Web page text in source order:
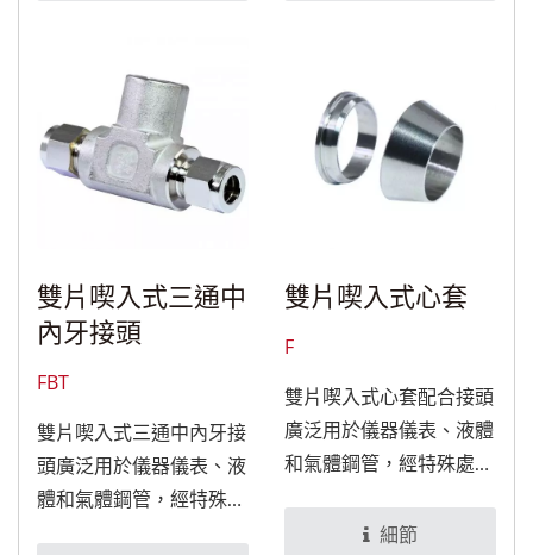
雙片喫入式三通中
內牙接頭
FBT
雙片喫入式三通中內牙接
頭廣泛用於儀器儀表、液
體和氣體鋼管，經特殊處
雙片喫入式心套
F
雙片喫入式心套配合接頭
廣泛用於儀器儀表、液體
和氣體鋼管，經特殊處理
細節